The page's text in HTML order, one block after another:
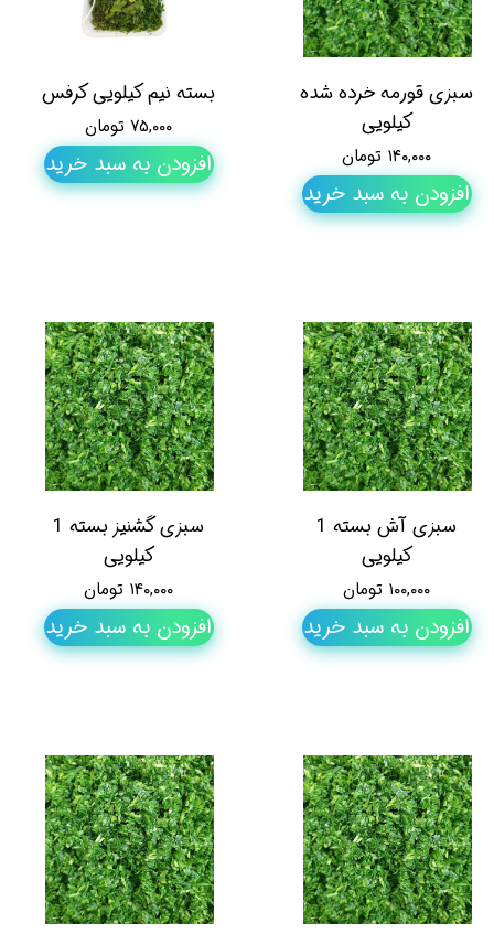
سبزی قورمه خرده شده
کیلویی
۱۴۰,۰۰۰ تومان
افزودن به سبد خرید
بسته نیم کیلویی کرفس
۷۵,۰۰۰ تومان
افزودن به سبد خرید
سبزی آش بسته 1
کیلویی
۱۰۰,۰۰۰ تومان
افزودن به سبد خرید
سبزی گشنیز بسته 1
کیلویی
۱۴۰,۰۰۰ تومان
افزودن به سبد خرید